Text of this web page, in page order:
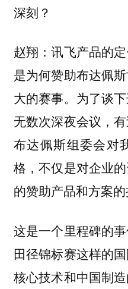
深刻？
赵翔：讯飞产品的
是为何赞助布达佩
大的赛事。为了谈
无数次深夜会议，
布达佩斯组委会对
格，不仅是对企业
的赞助产品和方案的
这是一个里程碑的
田径锦标赛这样的
核心技术和中国制